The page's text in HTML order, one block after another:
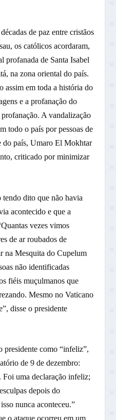
de paz entre cristãos
os católicos acordaram,
profanada de Santa Isabel
na zona oriental do país.
assim em toda a história do
e a profanação do
A vandalização
todo o país por pessoas de
do país, Umaro El Mokhtar
criticado por minimizar
dito que não havia
acontecido e que a
vezes vimos
de ar roubados de
na Mesquita do Cupelum
não identificadas
fiéis muçulmanos que
Mesmo no Vaticano
disse o presidente
presidente como “infeliz”,
de 9 de dezembro:
Foi uma declaração infeliz;
depois do
nunca aconteceu.”